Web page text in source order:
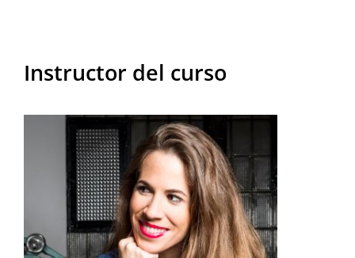
Instructor del curso